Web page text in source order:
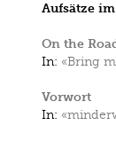
Aufsätze
On the
In: «Bring
Vorwort
In: